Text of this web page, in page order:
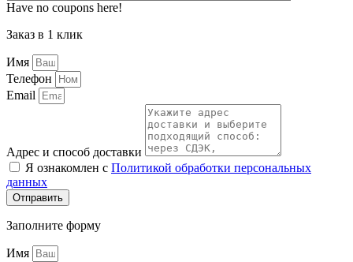
Have no coupons here!
Заказ в 1 клик
Имя
Телефон
Email
Адрес и способ доставки
Я ознакомлен с Политикой обработки персональных
данных
Отправить
Заполните форму
Имя